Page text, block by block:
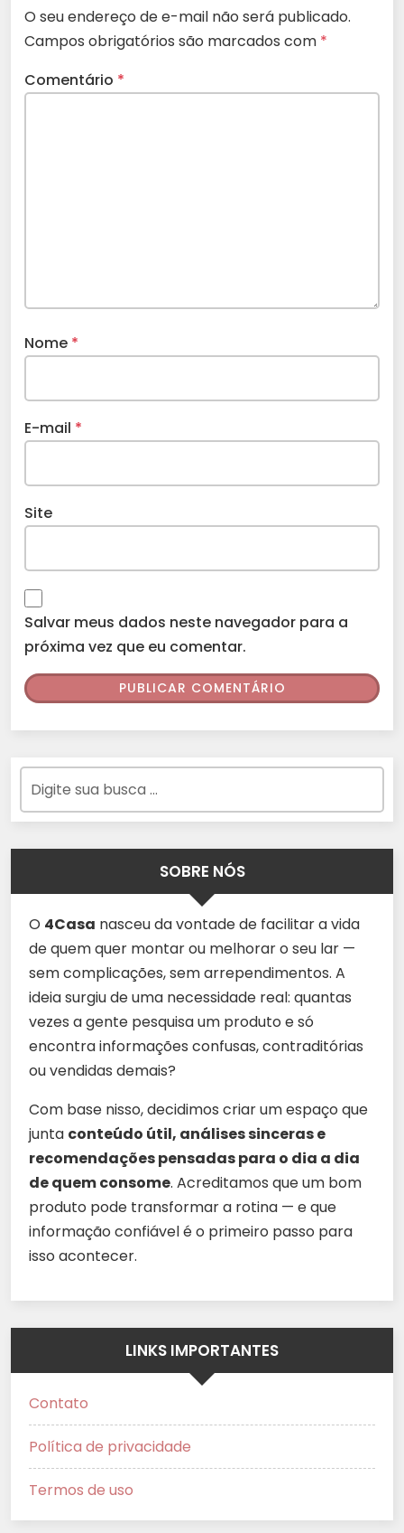
O seu endereço de e-mail não será publicado.
Campos obrigatórios são marcados com *
Comentário *
Nome *
E-mail *
Site
Salvar meus dados neste navegador para a
próxima vez que eu comentar.
SOBRE NÓS
O 4Casa nasceu da vontade de facilitar a vida
de quem quer montar ou melhorar o seu lar —
sem complicações, sem arrependimentos. A
ideia surgiu de uma necessidade real: quantas
vezes a gente pesquisa um produto e só
encontra informações confusas, contraditórias
ou vendidas demais?
Com base nisso, decidimos criar um espaço que
junta conteúdo útil, análises sinceras e
recomendações pensadas para o dia a dia
de quem consome. Acreditamos que um bom
produto pode transformar a rotina — e que
informação confiável é o primeiro passo para
isso acontecer.
LINKS IMPORTANTES
Contato
Política de privacidade
Termos de uso